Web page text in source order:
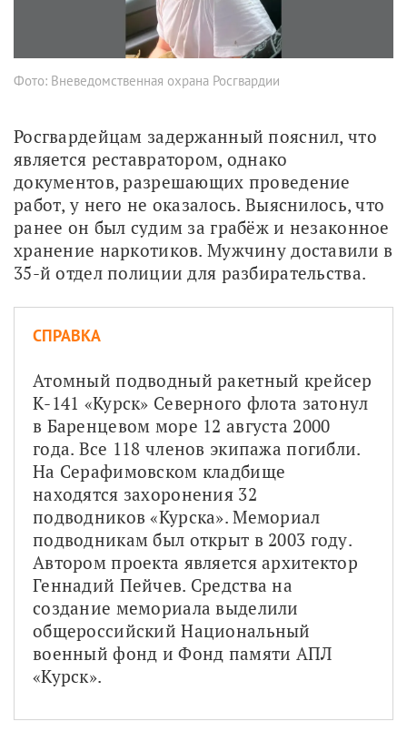
Фото: Вневедомственная охрана Росгвардии
Росгвардейцам задержанный пояснил, что
является реставратором, однако
документов, разрешающих проведение
работ, у него не оказалось. Выяснилось, что
ранее он был судим за грабёж и незаконное
хранение наркотиков. Мужчину доставили в
35-й отдел полиции для разбирательства.
СПРАВКА
Атомный подводный ракетный крейсер
К-141 «Курск» Северного флота затонул
в Баренцевом море 12 августа 2000
года. Все 118 членов экипажа погибли.
На Серафимовском кладбище
находятся захоронения 32
подводников «Курска». Мемориал
подводникам был открыт в 2003 году.
Автором проекта является архитектор
Геннадий Пейчев. Средства на
создание мемориала выделили
общероссийский Национальный
военный фонд и Фонд памяти АПЛ
«Курск».